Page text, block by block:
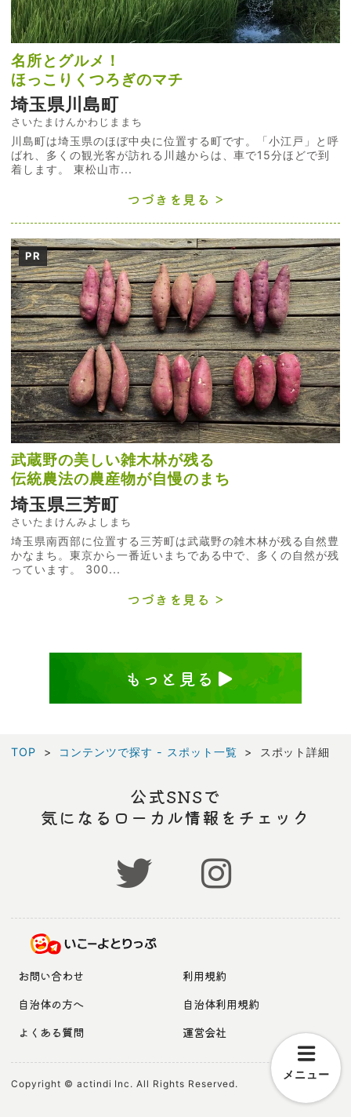
名所とグルメ！
ほっこりくつろぎのマチ
埼玉県川島町
さいたまけんかわじままち
川島町は埼玉県のほぼ中央に位置する町です。「小江戸」と呼
ばれ、多くの観光客が訪れる川越からは、車で15分ほどで到
着します。 東松山市...
つづきを見る
PR
武蔵野の美しい雑木林が残る
伝統農法の農産物が自慢のまち
埼玉県三芳町
さいたまけんみよしまち
埼玉県南西部に位置する三芳町は武蔵野の雑木林が残る自然豊
かなまち。東京から一番近いまちである中で、多くの自然が残
っています。 300...
つづきを見る
もっと見る
TOP コンテンツで探す - スポット一覧 スポット詳細
メニュー
公式SNSで
気になるローカル情報をチェック
お問い合わせ
利用規約
自治体の方へ
自治体利用規約
よくある質問
運営会社
Copyright © actindi Inc. All Rights Reserved.